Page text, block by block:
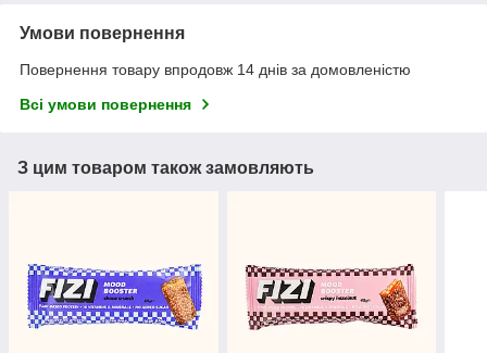
Умови повернення
Повернення товару впродовж 14 днів за домовленістю
Всі умови повернення
З цим товаром також замовляють